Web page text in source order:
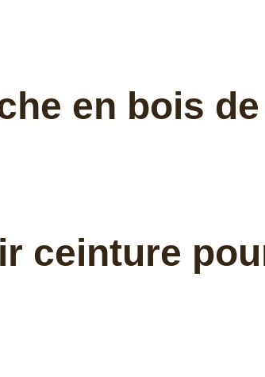
en bois
ceinture